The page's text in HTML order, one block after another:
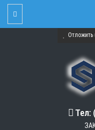
Отложить
Тел:
Toggle Navigation